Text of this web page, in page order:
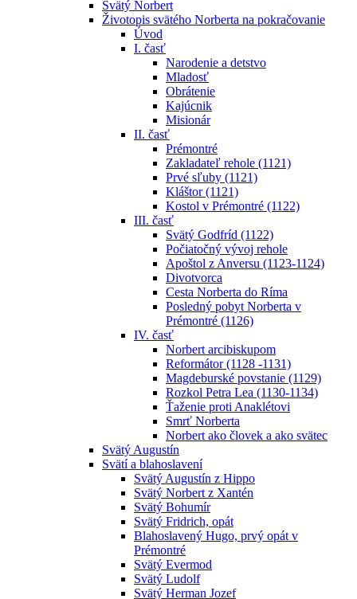
Svätý Norbert
Životopis svätého Norberta na pokračovanie
Úvod
I. časť
Narodenie a detstvo
Mladosť
Obrátenie
Kajúcnik
Misionár
II. časť
Prémontré
Zakladateľ rehole (1121)
Prvé sľuby (1121)
Kláštor (1121)
Kostol v Prémontré (1122)
III. časť
Svätý Godfríd (1122)
Počiatočný vývoj rehole
Apoštol z Anversu (1123-1124)
Divotvorca
Cesta Norberta do Ríma
Posledný pobyt Norberta v
Prémontré (1126)
IV. časť
Norbert arcibiskupom
Reformátor (1128 -1131)
Magdeburské povstanie (1129)
Rozkol Petra Lea (1130-1134)
Ťaženie proti Anaklétovi
Smrť Norberta
Norbert ako človek a ako svätec
Svätý Augustín
Svätí a blahoslavení
Svätý Augustín z Hippo
Svätý Norbert z Xantén
Svätý Bohumír
Svätý Fridrich, opát
Blahoslavený Hugo, prvý opát v
Prémontré
Svätý Evermod
Svätý Ludolf
Svätý Herman Jozef